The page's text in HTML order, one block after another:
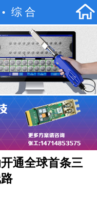
综 合
通全球首条三